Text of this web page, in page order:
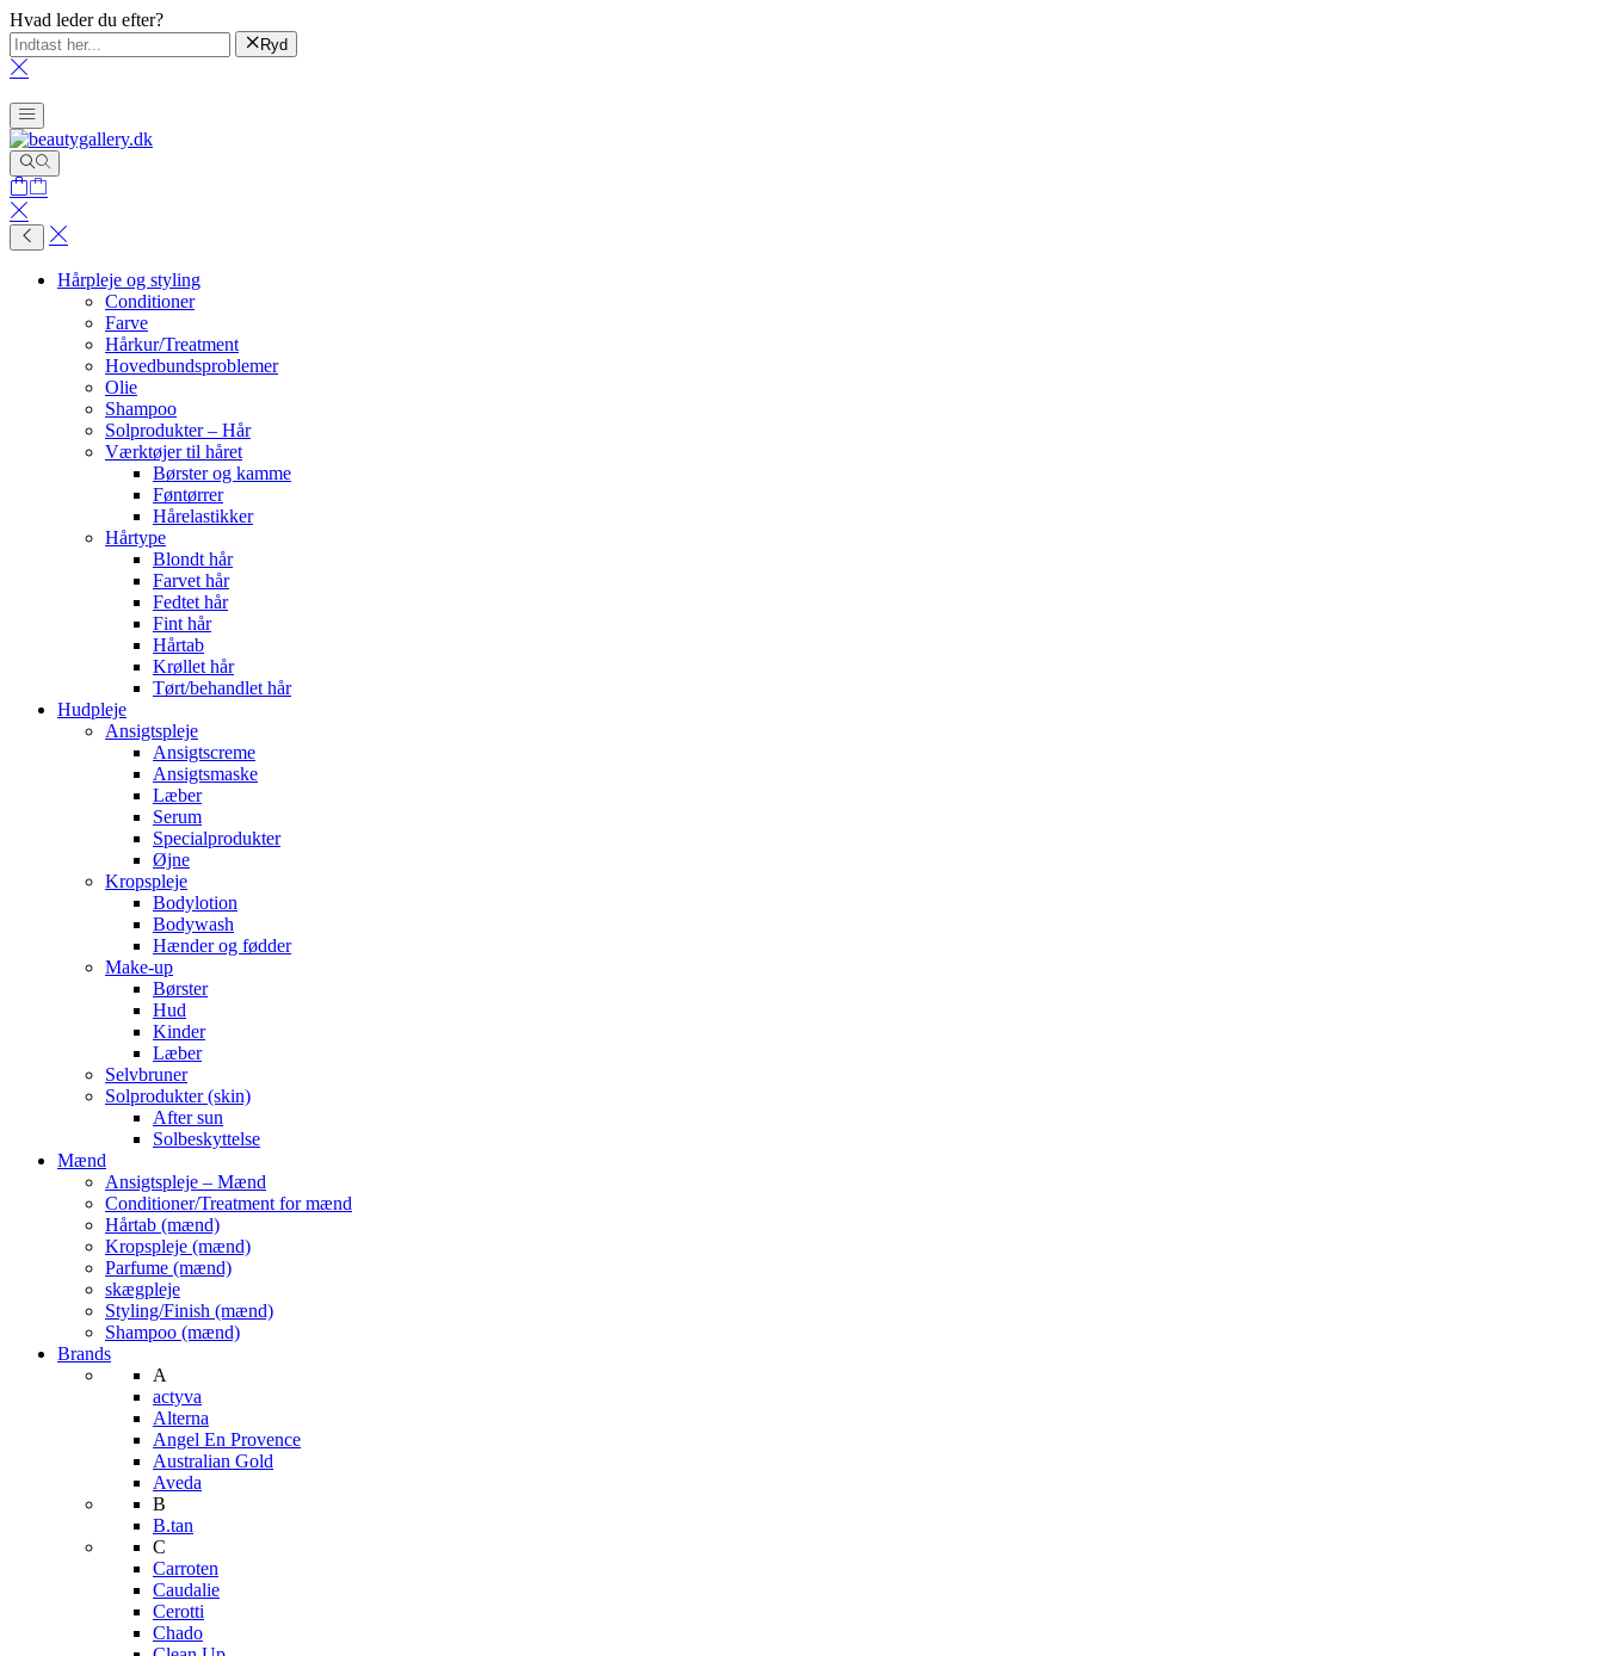
Hvad leder du efter?
Ryd
Hårpleje og styling
Conditioner
Farve
Hårkur/Treatment
Hovedbundsproblemer
Olie
Shampoo
Solprodukter – Hår
Værktøjer til håret
Børster og kamme
Føntørrer
Hårelastikker
Hårtype
Blondt hår
Farvet hår
Fedtet hår
Fint hår
Hårtab
Krøllet hår
Tørt/behandlet hår
Hudpleje
Ansigtspleje
Ansigtscreme
Ansigtsmaske
Læber
Serum
Specialprodukter
Øjne
Kropspleje
Bodylotion
Bodywash
Hænder og fødder
Make-up
Børster
Hud
Kinder
Læber
Selvbruner
Solprodukter (skin)
After sun
Solbeskyttelse
Mænd
Ansigtspleje – Mænd
Conditioner/Treatment for mænd
Hårtab (mænd)
Kropspleje (mænd)
Parfume (mænd)
skægpleje
Styling/Finish (mænd)
Shampoo (mænd)
Brands
A
actyva
Alterna
Angel En Provence
Australian Gold
Aveda
B
B.tan
C
Carroten
Caudalie
Cerotti
Chado